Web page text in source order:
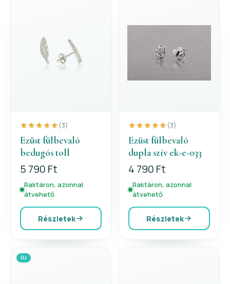
(3)
Ezüst fülbevaló
bedugós toll
5 790 Ft
Raktáron, azonnal
átvehető
Részletek
(3)
Ezüst fülbevaló
dupla szív ek-e-033
4 790 Ft
Raktáron, azonnal
átvehető
Részletek
ÚJ